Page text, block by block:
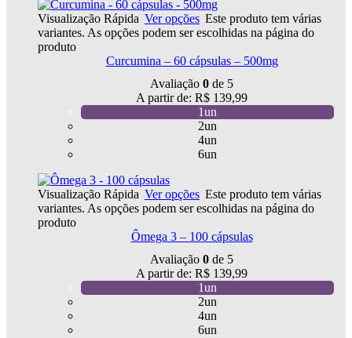
Visualização Rápida Ver opções Este produto tem várias
variantes. As opções podem ser escolhidas na página do
produto
Curcumina – 60 cápsulas – 500mg
Avaliação 0 de 5
A partir de: R$ 139,99
1un
2un
4un
6un
Visualização Rápida Ver opções Este produto tem várias
variantes. As opções podem ser escolhidas na página do
produto
Ômega 3 – 100 cápsulas
Avaliação 0 de 5
A partir de: R$ 139,99
1un
2un
4un
6un